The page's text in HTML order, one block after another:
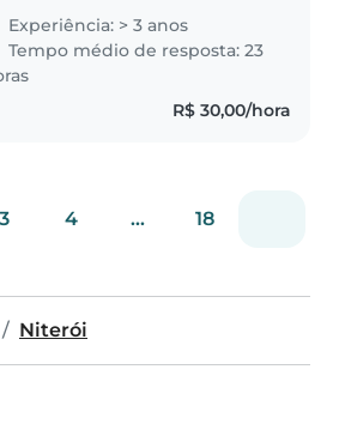
pequenas. Também
experiência com crianças
necessidades especiais,
Experiência: > 3 anos
Tempo médio de resposta: 23
R$ 30,00/hora
3 4 ... 18
Niterói